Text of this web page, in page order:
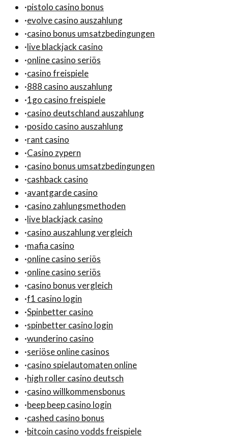
·pistolo casino bonus
·evolve casino auszahlung
·casino bonus umsatzbedingungen
·live blackjack casino
·online casino seriös
·casino freispiele
·888 casino auszahlung
·1go casino freispiele
·casino deutschland auszahlung
·posido casino auszahlung
·rant casino
·Casino zypern
·casino bonus umsatzbedingungen
·cashback casino
·avantgarde casino
·casino zahlungsmethoden
·live blackjack casino
·casino auszahlung vergleich
·mafia casino
·online casino seriös
·online casino seriös
·casino bonus vergleich
·f1 casino login
·Spinbetter casino
·spinbetter casino login
·wunderino casino
·seriöse online casinos
·casino spielautomaten online
·high roller casino deutsch
·casino willkommensbonus
·beep beep casino login
·cashed casino bonus
·bitcoin casino vodds freispiele